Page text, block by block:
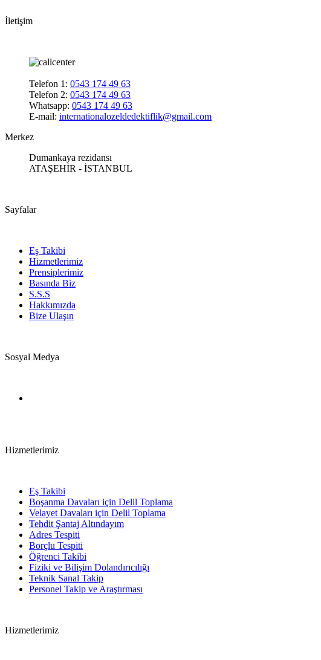
İletişim
Telefon 1: 0543 174 49 63
Telefon 2: 0543 174 49 63
Whatsapp: 0543 174 49 63
E-mail: internationalozeldedektiflik@gmail.com
Merkez
Dumankaya rezidansı
ATAŞEHİR - İSTANBUL
Sayfalar
Eş Takibi
Hizmetlerimiz
Prensiplerimiz
Basında Biz
S.S.S
Hakkımızda
Bize Ulaşın
Sosyal Medya
Hizmetlerimiz
Eş Takibi
Boşanma Davaları için Delil Toplama
Velayet Davaları için Delil Toplama
Tehdit Şantaj Altındayım
Adres Tespiti
Borçlu Tespiti
Öğrenci Takibi
Fiziki ve Bilişim Dolandırıcılığı
Teknik Sanal Takip
Personel Takip ve Araştırması
Hizmetlerimiz